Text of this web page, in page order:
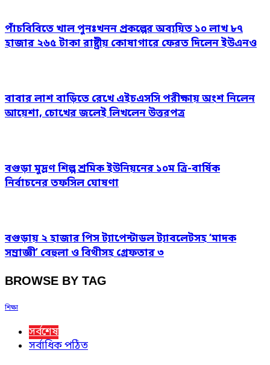
পাঁচবিবিতে খাল পুনঃখনন প্রকল্পের অব্যয়িত ১০ লাখ ৮৭
হাজার ২৬৫ টাকা রাষ্ট্রীয় কোষাগারে ফেরত দিলেন ইউএনও
বাবার লাশ বাড়িতে রেখে এইচএসসি পরীক্ষায় অংশ নিলেন
আয়েশা, চোখের জলেই লিখলেন উত্তরপত্র
বগুড়া মুদ্রণ শিল্প শ্রমিক ইউনিয়নের ১০ম ত্রি-বার্ষিক
নির্বাচনের তফসিল ঘোষণা
বগুড়ায় ২ হাজার পিস ট্যাপেন্টাডল ট্যাবলেটসহ ‘মাদক
সম্রাজ্ঞী’ বেহুলা ও বিথীসহ গ্রেফতার ৩
BROWSE BY TAG
শিক্ষা
সর্বশেষ
সর্বাধিক পঠিত